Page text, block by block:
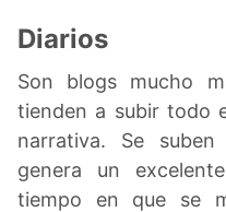
Diarios
Son blogs mucho
tienden a subir todo
narrativa. Se
genera un
tiempo en que se